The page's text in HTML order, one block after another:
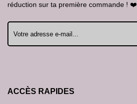
réduction sur ta première commande ! ❤️
ACCÈS RAPIDES